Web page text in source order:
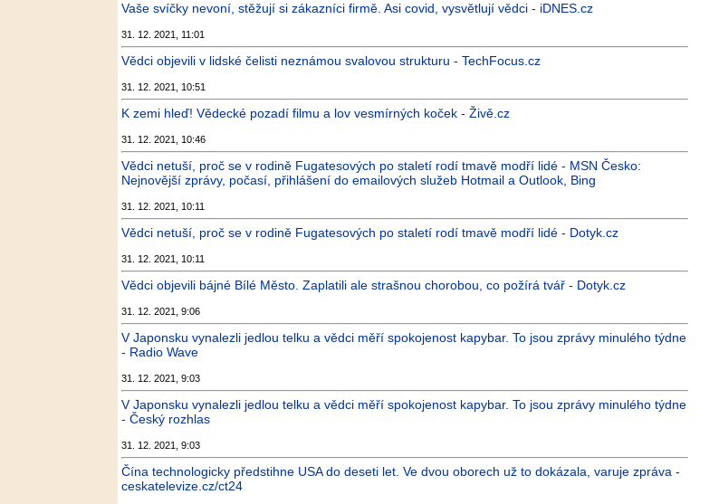
Vaše svíčky nevoní, stěžují si zákazníci firmě. Asi covid, vysvětlují vědci - iDNES.cz
31. 12. 2021, 11:01
Vědci objevili v lidské čelisti neznámou svalovou strukturu - TechFocus.cz
31. 12. 2021, 10:51
K zemi hleď! Vědecké pozadí filmu a lov vesmírných koček - Živě.cz
31. 12. 2021, 10:46
Vědci netuší, proč se v rodině Fugatesových po staletí rodí tmavě modří lidé - MSN Česko:
Nejnovější zprávy, počasí, přihlášení do emailových služeb Hotmail a Outlook, Bing
31. 12. 2021, 10:11
Vědci netuší, proč se v rodině Fugatesových po staletí rodí tmavě modří lidé - Dotyk.cz
31. 12. 2021, 10:11
Vědci objevili bájné Bílé Město. Zaplatili ale strašnou chorobou, co požírá tvář - Dotyk.cz
31. 12. 2021, 9:06
V Japonsku vynalezli jedlou telku a vědci měří spokojenost kapybar. To jsou zprávy minulého týdne
- Radio Wave
31. 12. 2021, 9:03
V Japonsku vynalezli jedlou telku a vědci měří spokojenost kapybar. To jsou zprávy minulého týdne
- Český rozhlas
31. 12. 2021, 9:03
Čína technologicky předstihne USA do deseti let. Ve dvou oborech už to dokázala, varuje zpráva -
ceskatelevize.cz/ct24